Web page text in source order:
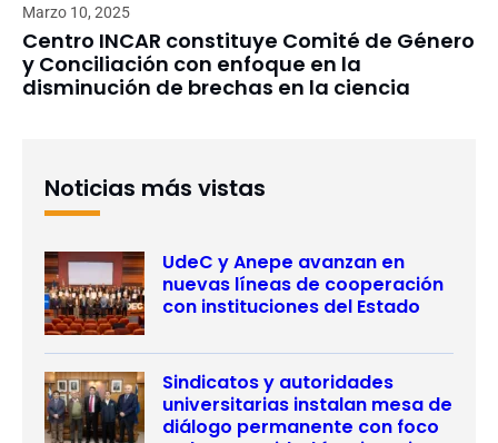
Marzo 10, 2025
Centro INCAR constituye Comité de Género
y Conciliación con enfoque en la
disminución de brechas en la ciencia
Noticias más vistas
UdeC y Anepe avanzan en
nuevas líneas de cooperación
con instituciones del Estado
Sindicatos y autoridades
universitarias instalan mesa de
diálogo permanente con foco